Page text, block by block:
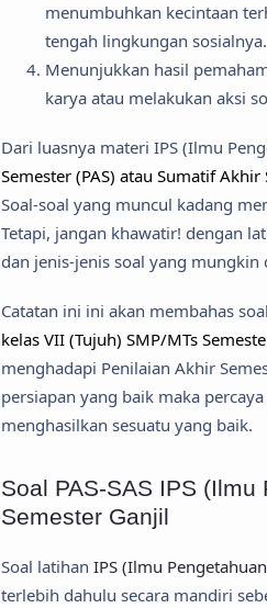
menumbuhkan kecintaan
tengah lingkungan sosialnya.
Menunjukkan hasil
karya atau melakukan aksi
Dari luasnya materi IPS (Ilmu
Semester (PAS) atau Sumatif Akhir
Soal-soal yang muncul kadang
Tetapi, jangan khawatir! dengan
dan jenis-jenis soal yang mungkin
Catatan ini ini akan membahas
kelas VII (Tujuh) SMP/MTs
menghadapi Penilaian Akhir
persiapan yang baik maka
menghasilkan sesuatu yang baik.
Soal PAS-SAS IPS
Semester Ganjil
Soal latihan IPS (Ilmu
terlebih dahulu secara mandiri